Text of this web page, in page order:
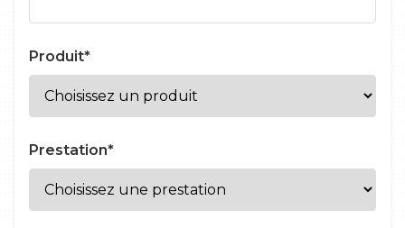
Produit*
Prestation*